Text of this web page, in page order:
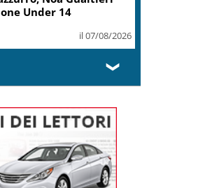
Under 14
il 07/08/2026
❯